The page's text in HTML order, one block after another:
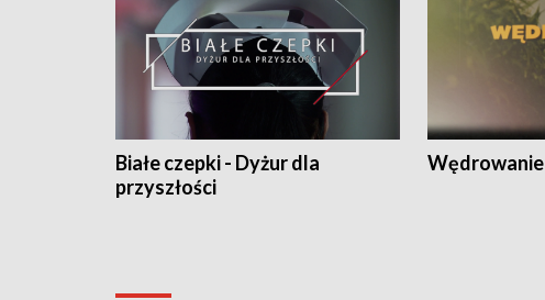
Białe czepki - Dyżur dla
przyszłości
Wędrowanie